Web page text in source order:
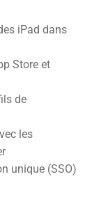
iPad dans
Store et
de
les
unique (SSO)